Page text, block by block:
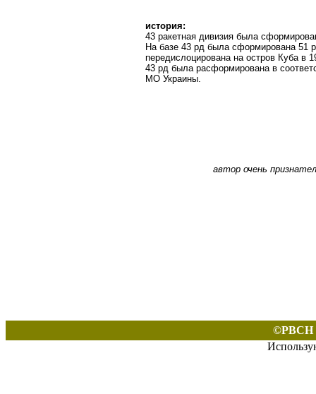
история:
43 ракетная дивизия была
На базе 43 рд была сформирована 51
передислоцирована на остров Куба в
43 рд была расформирована в
МО Украины.
автор очень
©РВСН